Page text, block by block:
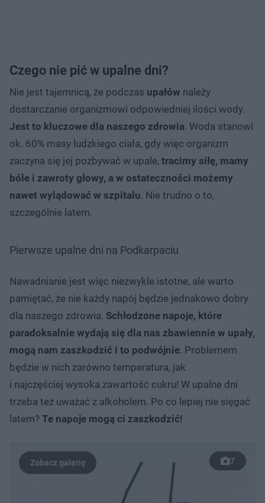
Czego nie pić w upalne dni?
Nie jest tajemnicą, że podczas upałów należy
dostarczanie organizmowi odpowiedniej ilości wody.
Jest to kluczowe dla naszego zdrowia. Woda stanowi
ok. 60% masy ludzkiego ciała, gdy więc organizm
zaczyna się jej pozbywać w upale, tracimy siłę, mamy
bóle i zawroty głowy, a w ostateczności możemy
nawet wylądować w szpitalu. Nie trudno o to,
szczególnie latem.
Pierwsze upalne dni na Podkarpaciu
Nawadnianie jest więc niezwykle istotne, ale warto
pamiętać, że nie każdy napój będzie jednakowo dobry
dla naszego zdrowia. Schłodzone napoje, które
paradoksalnie wydają się dla nas zbawiennie w upały,
mogą nam zaszkodzić i to podwójnie. Problemem
będzie w nich zarówno temperatura, jak
i najczęściej wysoka zawartość cukru! W upalne dni
trzeba też uważać z alkoholem. Po co lepiej nie sięgać
latem? Te napoje mogą ci zaszkodzić!
7